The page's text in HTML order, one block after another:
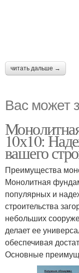
читать дальше →
Вас может
10х10:
вашего
Преимущества
Монолитная
популярных и
строительства
небольших
делает ее
обеспечивая
Основные